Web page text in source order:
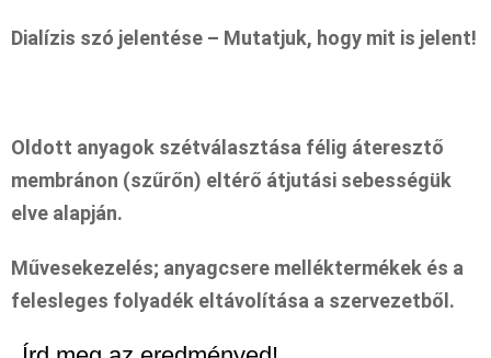
Dialízis szó jelentése – Mutatjuk, hogy mit is jelent!
Oldott anyagok szétválasztása félig áteresztő
membránon (szűrőn) eltérő átjutási sebességük
elve alapján.
Művesekezelés; anyagcsere melléktermékek és a
felesleges folyadék eltávolítása a szervezetből.